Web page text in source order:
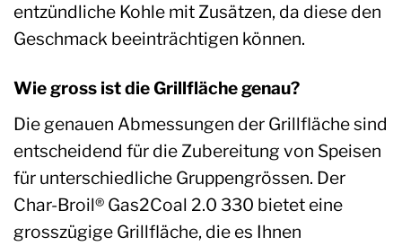
entzündliche Kohle mit Zusätzen, da diese den
Geschmack beeinträchtigen können.
Wie gross ist die Grillfläche genau?
Die genauen Abmessungen der Grillfläche sind
entscheidend für die Zubereitung von Speisen
für unterschiedliche Gruppengrössen. Der
Char-Broil® Gas2Coal 2.0 330 bietet eine
grosszügige Grillfläche, die es Ihnen